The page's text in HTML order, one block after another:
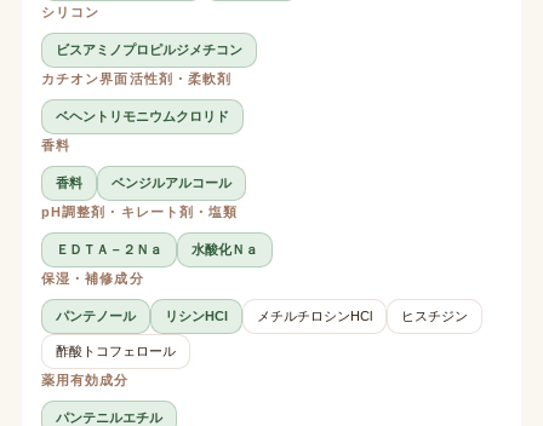
シリコン
ビスアミノプロピルジメチコン
カチオン界面活性剤・柔軟剤
ベヘントリモニウムクロリド
香料
香料
ベンジルアルコール
pH調整剤・キレート剤・塩類
ＥＤＴＡ－２Ｎａ
水酸化Ｎａ
保湿・補修成分
パンテノール リシンHCl メチルチロシンHCl ヒスチジン
酢酸トコフェロール
薬用有効成分
パンテニルエチル